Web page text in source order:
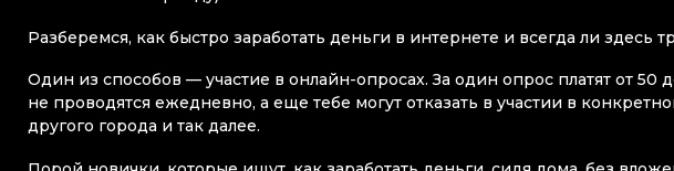
Разберемся, как быстро заработать деньги в интернете и всегда ли здесь
Один из способов — участие в онлайн-опросах. За один опрос платят от
не проводятся ежедневно, а еще тебе могут отказать в участии в
другого города и так далее.